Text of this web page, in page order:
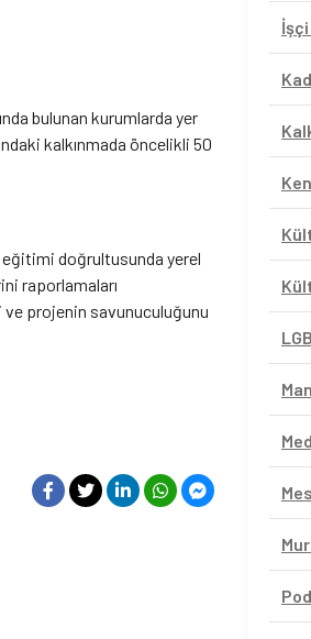
bulunan kurumlarda yer
kalkınmada öncelikli 50
eğitimi doğrultusunda yerel
raporlamaları
ve projenin savunuculuğunu
İşçi